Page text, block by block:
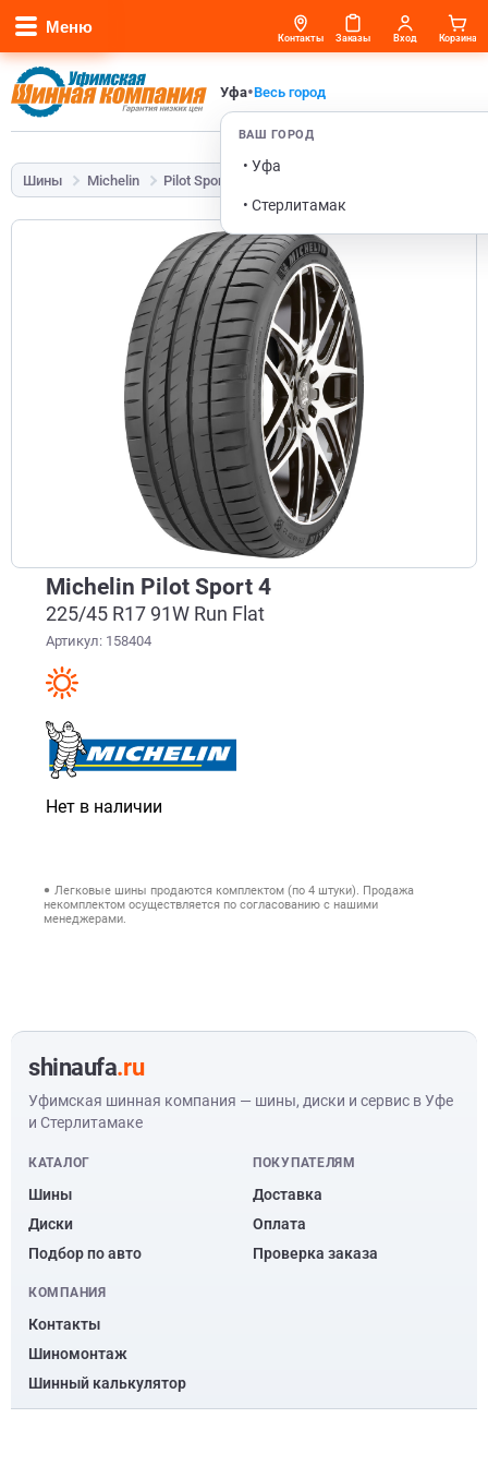
Меню
Уфа•Весь город
ВАШ ГОРОД
• Уфа
• Стерлитамак
Контакты Заказы Вход Корзина
Шины Michelin Pilot Sport 4
Michelin Pilot Sport 4
225/45 R17 91W Run Flat
Артикул: 158404
Нет в наличии
Легковые шины продаются комплектом (по 4 штуки). Продажа
некомплектом осуществляется по согласованию с нашими
менеджерами.
shinaufa.ru
Уфимская шинная компания — шины, диски и сервис в Уфе
и Стерлитамаке
КАТАЛОГ
Шины
Диски
Подбор по авто
ПОКУПАТЕЛЯМ
Доставка
Оплата
Проверка заказа
КОМПАНИЯ
Контакты
Шиномонтаж
Шинный калькулятор